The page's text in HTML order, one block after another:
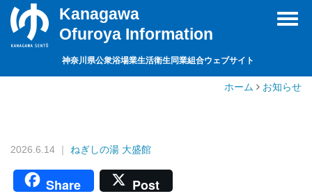
Kanagawa
Ofuroya Information
神奈川県公衆浴場業生活衛生同業組合ウェブサイト
ホーム お知らせ
2026.6.14 ｜ ねぎしの湯 大盛館
Share Post